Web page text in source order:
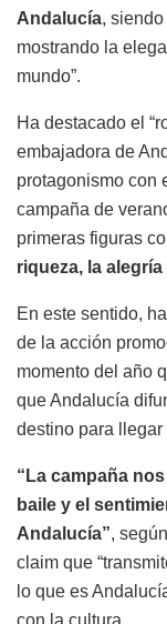
Andalucía,
mostrando la
mundo”.
Ha destacado el
embajadora de
protagonismo con
campaña de
primeras figuras
riqueza, la
En este sentido,
de la acción
momento del año
que Andalucía
destino para llegar
“La campaña
baile y el
Andalucía”,
claim que
lo que es
con la cultura.